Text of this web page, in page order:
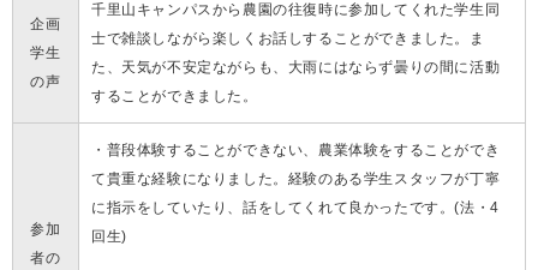
企画
学生
の声
千里山キャンパスから農園の往復時に参加してくれた学生同
士で雑談しながら楽しくお話しすることができました。ま
た、天気が不安定ながらも、大雨にはならず曇りの間に活動
することができました。
参加
者の
・普段体験することができない、農業体験をすることができ
て貴重な経験になりました。経験のある学生スタッフが丁寧
に指示をしていたり、話をしてくれて良かったです。(法・4
回生)